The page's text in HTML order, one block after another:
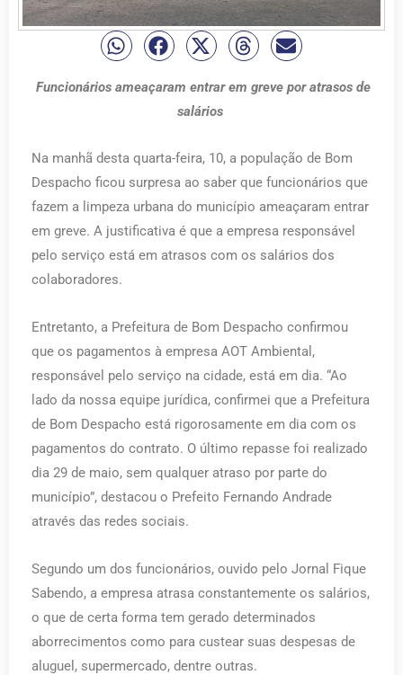
Funcionários ameaçaram entrar em greve por atrasos de
salários
Na manhã desta quarta-feira, 10, a população de Bom
Despacho ficou surpresa ao saber que funcionários que
fazem a limpeza urbana do município ameaçaram entrar
em greve. A justificativa é que a empresa responsável
pelo serviço está em atrasos com os salários dos
colaboradores.
Entretanto, a Prefeitura de Bom Despacho confirmou
que os pagamentos à empresa AOT Ambiental,
responsável pelo serviço na cidade, está em dia. “Ao
lado da nossa equipe jurídica, confirmei que a Prefeitura
de Bom Despacho está rigorosamente em dia com os
pagamentos do contrato. O último repasse foi realizado
dia 29 de maio, sem qualquer atraso por parte do
município”, destacou o Prefeito Fernando Andrade
através das redes sociais.
Segundo um dos funcionários, ouvido pelo Jornal Fique
Sabendo, a empresa atrasa constantemente os salários,
o que de certa forma tem gerado determinados
aborrecimentos como para custear suas despesas de
aluguel, supermercado, dentre outras.